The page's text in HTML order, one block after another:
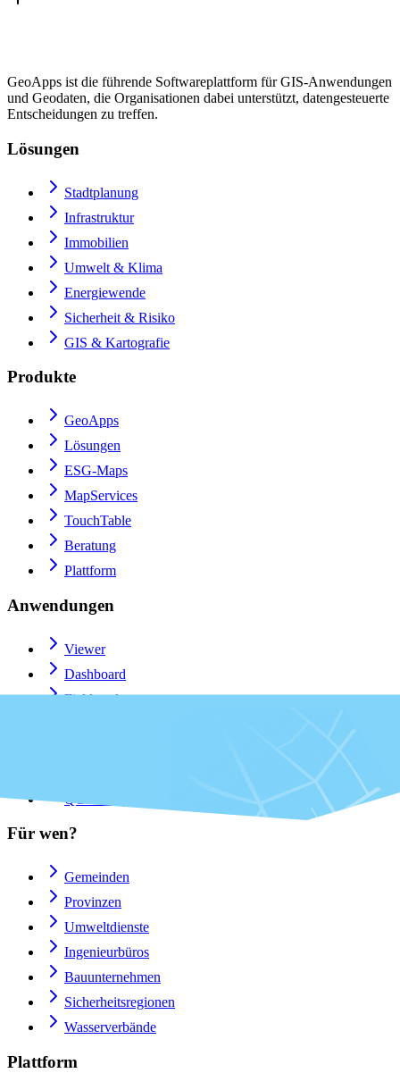
GeoApps ist die führende Softwareplattform für GIS-Anwendungen
und Geodaten, die Organisationen dabei unterstützt, datengesteuerte
Entscheidungen zu treffen.
Lösungen
Stadtplanung
Infrastruktur
Immobilien
Umwelt & Klima
Energiewende
Sicherheit & Risiko
GIS & Kartografie
Produkte
GeoApps
Lösungen
ESG-Maps
MapServices
TouchTable
Beratung
Plattform
Anwendungen
Viewer
Dashboard
Fieldwork
QGIS-Plugin
Für wen?
Gemeinden
Provinzen
Umweltdienste
Ingenieurbüros
Bauunternehmen
Sicherheitsregionen
Wasserverbände
Plattform